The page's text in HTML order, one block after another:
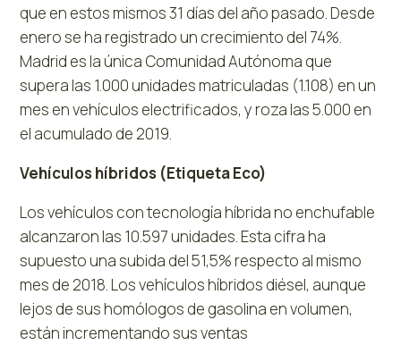
que en estos mismos 31 días del año pasado. Desde
enero se ha registrado un crecimiento del 74%.
Madrid es la única Comunidad Autónoma que
supera las 1.000 unidades matriculadas (1.108) en un
mes en vehículos electrificados, y roza las 5.000 en
el acumulado de 2019.
Vehículos híbridos (Etiqueta Eco)
Los vehículos con tecnología híbrida no enchufable
alcanzaron las 10.597 unidades. Esta cifra ha
supuesto una subida del 51,5% respecto al mismo
mes de 2018. Los vehículos híbridos diésel, aunque
lejos de sus homólogos de gasolina en volumen,
están incrementando sus ventas